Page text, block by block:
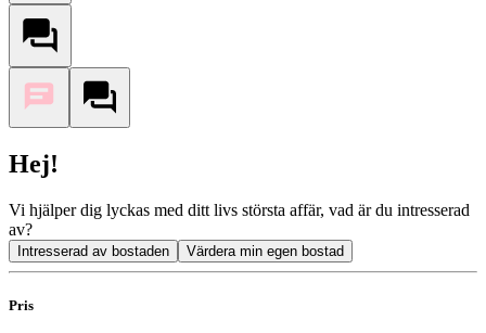
Hej!
Vi hjälper dig lyckas med ditt livs största affär, vad är du intresserad
av?
Intresserad av bostaden Värdera min egen bostad
Pris